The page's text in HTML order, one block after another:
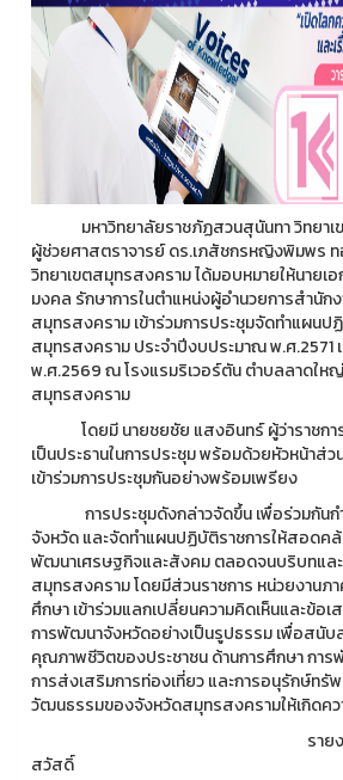
มหาวิทยาลัยราชภัฏสวนสุนันทา วิทยาเข
ผู้ช่วยศาสตราจารย์ ดร.เภสัชกรหญิงพิมพร
วิทยาเขตสมุทรสงคราม ได้มอบหมายให้นาย
มงคล รักษาการในตำแหน่งผู้อำนวยการสำนัก
สมุทรสงคราม เข้าร่วมการประชุมจัดทำแผนป
สมุทรสงคราม ประจำปีงบประมาณ พ.ศ.2571
พ.ศ.2569 ณ โรงแรมริเวอร์ตัน ตำบลลาดให
สมุทรสงคราม
โดยมี นายชยชัย แสงอินทร์ ผู้ว่าราชกา
เป็นประธานในการประชุม พร้อมด้วยหัวหน้าส่ว
เข้าร่วมการประชุมกันอย่างพร้อมเพรียง
การประชุมดังกล่าวจัดขึ้น เพื่อร่วมกันก
จังหวัด และจัดทำแผนปฏิบัติราชการให้สอด
พัฒนาเศรษฐกิจและสังคม ตลอดจนบริบทแล
สมุทรสงคราม โดยมีส่วนราชการ หน่วยงานภ
ศึกษา เข้าร่วมแลกเปลี่ยนความคิดเห็นและข้อเ
การพัฒนาจังหวัดอย่างเป็นรูปธรรม เพื่อสนับ
คุณภาพชีวิตของประชาชน ด้านการศึกษา กา
การส่งเสริมการท่องเที่ยว และการอนุรักษ์ทรั
วัฒนธรรมของจังหวัดสมุทรสงครามให้เกิดค
รายงาน : นายจิ
สวัสดิ์